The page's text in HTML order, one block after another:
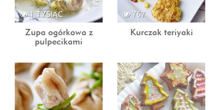
1 TYSIĄC
Zupa ogórkowa z
pulpecikami
767
Kurczak teriyaki